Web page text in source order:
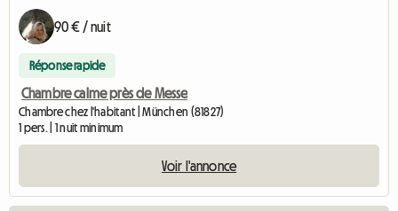
90 € / nuit
Réponse rapide
Chambre calme près de Messe
Chambre chez l'habitant | München (81827)
1 pers. | 1 nuit minimum
Voir l'annonce